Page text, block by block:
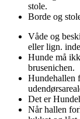
stole.
Borde og
Våde og
eller lign.
Hunde må
brusenichen.
Hundehallen
Det er
Når hallen